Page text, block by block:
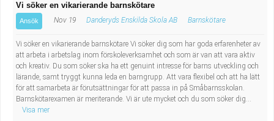
Vi söker en vikarierande barnskötare
Ansök Nov 19 Danderyds Enskilda Skola AB Barnskötare
Vi söker en vikarierande barnskötare Vi söker dig som har goda erfarenheter av
att arbeta i arbetslag inom förskoleverksamhet och som är van att vara aktiv
och kreativ. Du som söker ska ha ett genuint intresse för barns utveckling och
lärande, samt tryggt kunna leda en barngrupp. Att vara flexibel och att ha lätt
för att samarbeta är förutsättningar för att passa in på Småbarnsskolan.
Barnskötarexamen är meriterande. Vi är ute mycket och du som söker dig...
Visa mer